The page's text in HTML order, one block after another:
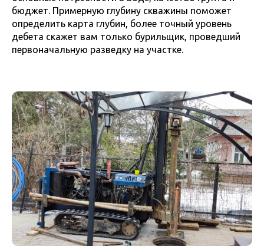
бюджет. Примерную глубину скважины поможет
определить карта глубин, более точный уровень
дебета скажет вам только бурильщик, проведший
первоначальную разведку на участке.